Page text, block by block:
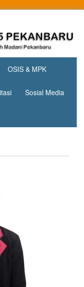
OSIS & MPK
Sosial Media